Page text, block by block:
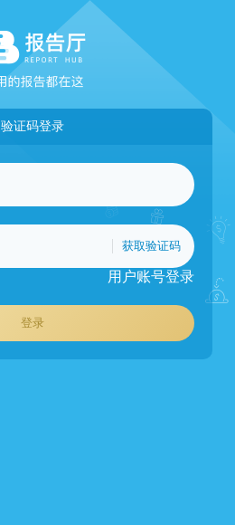
验证码登录
获取验证码
用户账号登录
登录